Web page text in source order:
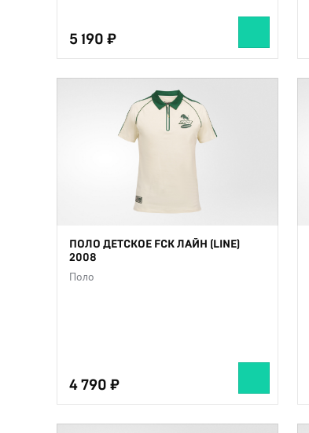
5 190
ПОЛО ДЕТСКОЕ FCK ЛАЙН (LINE)
2008
Поло
4 790